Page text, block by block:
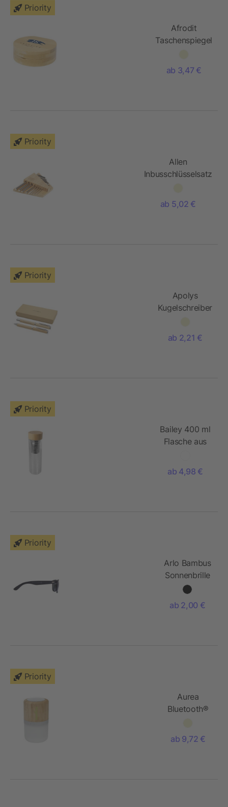
Priority
Afrodit
Taschenspiegel
ab 3,47 €
Priority
Allen
Inbusschlüsselsatz
ab 5,02 €
Priority
Apolys
Kugelschreiber
Geschenkset
ab 2,21 €
Priority
Bailey 400 ml
Flasche aus
und
ab 4,98 €
Priority
Arlo Bambus
Sonnenbrille
mit
Beschichtung
ab 2,00 €
Priority
Aurea
Bluetooth®
mit Licht
ab 9,72 €